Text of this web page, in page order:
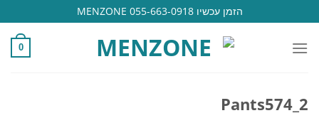
to
content
הזמן עכשיו 055-663-0918 MENZONE
0
Pants574_2